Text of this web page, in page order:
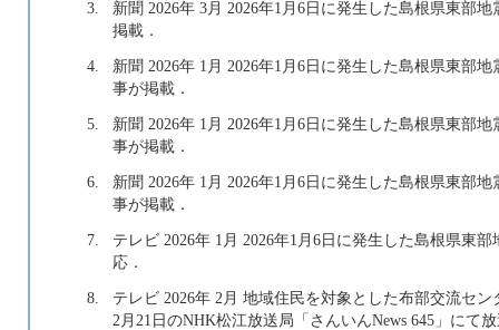
3.
新聞 2026年 3月 2026年1月6日に発生した島根県東部
掲載．
4.
新聞 2026年 1月 2026年1月6日に発生した島根県東部
事が掲載．
5.
新聞 2026年 1月 2026年1月6日に発生した島根県東部
事が掲載．
6.
新聞 2026年 1月 2026年1月6日に発生した島根県東部
事が掲載．
7.
テレビ 2026年 1月 2026年1月6日に発生した島根県東
応．
8.
テレビ 2026年 2月 地域住民を対象とした布部交流セ
2月21日のNHK松江放送局「さんいんNews 645」にて